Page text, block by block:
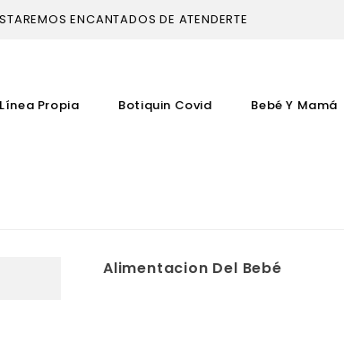
ENCANTADOS DE ATENDERTE
Línea Propia Botiquin Covid Bebé Y Mamá
Alimentacion Del Bebé